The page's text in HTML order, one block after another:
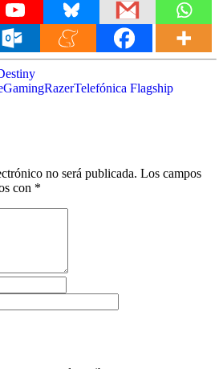
RazerTelefónica Flagship
no será publicada. Los campos
con *